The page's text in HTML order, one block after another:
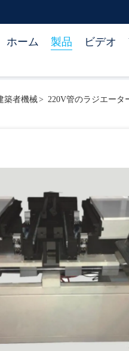
ホーム 製品 ビデオ
築者機械> 220V管のラジエータ